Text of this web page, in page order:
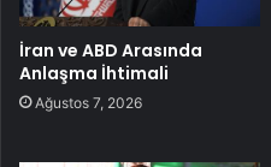
İran ve ABD Arasında
Anlaşma İhtimali
Ağustos 7, 2026